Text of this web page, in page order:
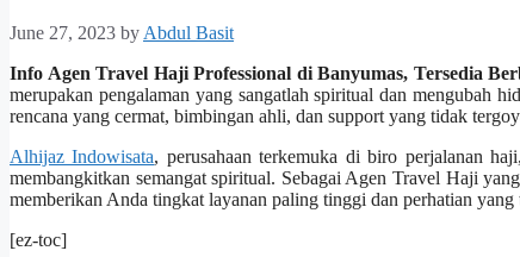
June 27, 2023 byAbdul Basit
Info Agen Travel Haji Professional di Banyumas, Tersedia
merupakan pengalaman yang sangatlah spiritual dan mengubah
rencana yang cermat, bimbingan ahli, dan support yang tidak
Alhijaz Indowisata, perusahaan terkemuka di biro perjalanan
membangkitkan semangat spiritual. Sebagai Agen Travel Haji
memberikan Anda tingkat layanan paling tinggi dan perhatian
[ez-toc]